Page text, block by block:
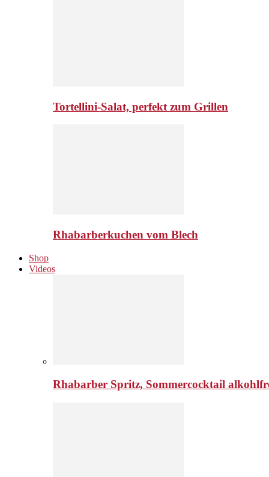
Tortellini-Salat, perfekt zum Grillen
Rhabarberkuchen vom Blech
Shop
Videos
Rhabarber Spritz, Sommercocktail